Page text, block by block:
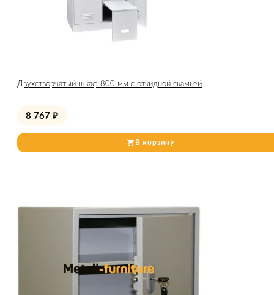
Двухстворчатый шкаф 800 мм с откидной скамьей
8 767 ₽
В корзину